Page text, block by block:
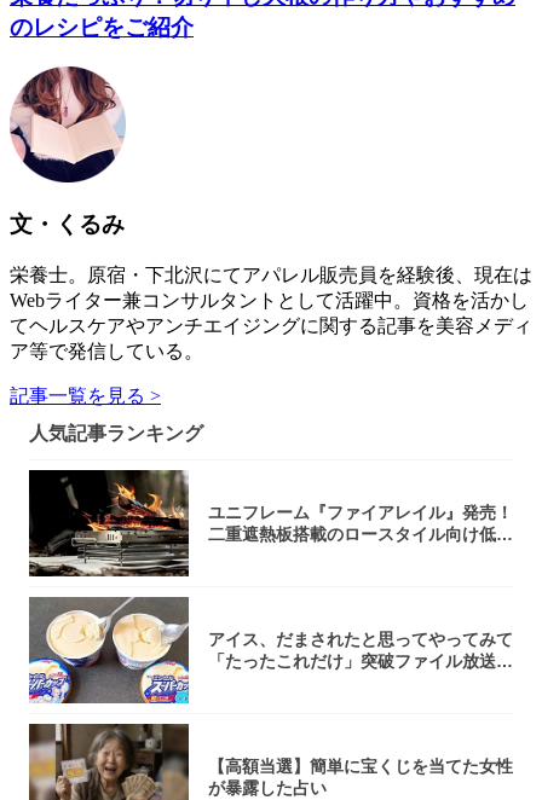
のレシピをご紹介
文・くるみ
栄養士。原宿・下北沢にてアパレル販売員を経験後、現在は
Webライター兼コンサルタントとして活躍中。資格を活かし
てヘルスケアやアンチエイジングに関する記事を美容メディ
ア等で発信している。
記事一覧を見る >
人気記事ランキング
ユニフレーム『ファイアレイル』発売！
二重遮熱板搭載のロースタイル向け低型
アイス、だまされたと思ってやってみて
「たったこれだけ」突破ファイル放送で
【高額当選】簡単に宝くじを当てた女性
が暴露した占い